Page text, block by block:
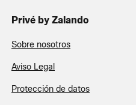
Privé by Zalando
Sobre nosotros
Aviso Legal
Protección de datos